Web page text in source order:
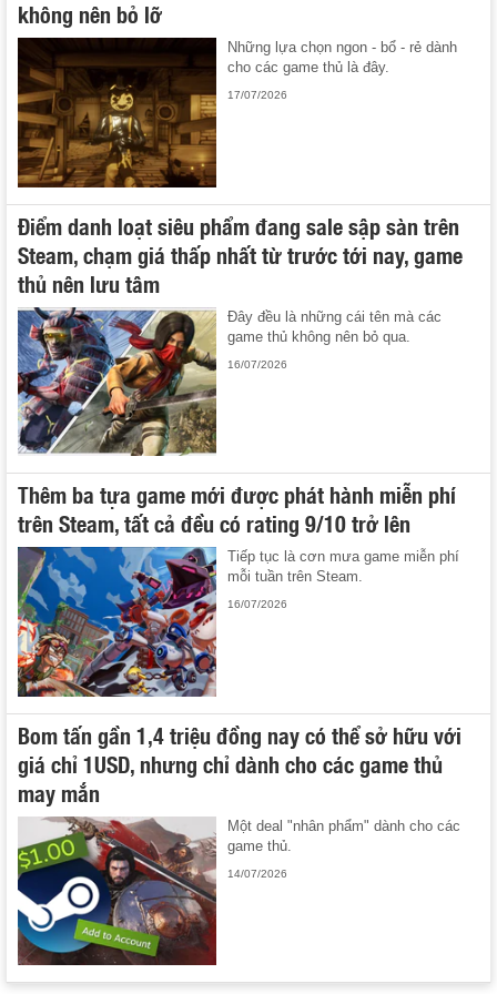
không nên bỏ lỡ
Những lựa chọn ngon - bổ - rẻ dành
cho các game thủ là đây.
17/07/2026
Điểm danh loạt siêu phẩm đang sale sập sàn trên
Steam, chạm giá thấp nhất từ trước tới nay, game
thủ nên lưu tâm
Đây đều là những cái tên mà các
game thủ không nên bỏ qua.
16/07/2026
Thêm ba tựa game mới được phát hành miễn phí
trên Steam, tất cả đều có rating 9/10 trở lên
Tiếp tục là cơn mưa game miễn phí
mỗi tuần trên Steam.
16/07/2026
Bom tấn gần 1,4 triệu đồng nay có thể sở hữu với
giá chỉ 1USD, nhưng chỉ dành cho các game thủ
may mắn
Một deal "nhân phẩm" dành cho các
game thủ.
14/07/2026